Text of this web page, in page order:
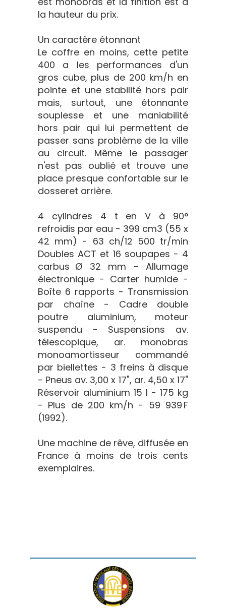
la hauteur du prix.
Un caractère étonnant
Le coffre en moins, cette petite
400 a les performances d'un
gros cube, plus de 200 km/h en
pointe et une stabilité hors pair
mais, surtout, une étonnante
souplesse et une maniabilité
hors pair qui lui permettent de
passer sans problème de la ville
au circuit. Même le passager
n'est pas oublié et trouve une
place presque confortable sur le
dosseret arrière.
4 cylindres 4 t en V à 90°
refroidis par eau - 399 cm3 (55 x
42 mm) - 63 ch/12 500 tr/min
Doubles ACT et 16 soupapes - 4
carbus Ø 32 mm - Allumage
électronique - Carter humide -
Boîte 6 rapports - Transmission
par chaîne - Cadre double
poutre aluminium, moteur
suspendu - Suspensions av.
télescopique, ar. monobras
monoamortisseur commandé
par biellettes - 3 freins à disque
- Pneus av. 3,00 x 17", ar. 4,50 x 17"
Réservoir aluminium 15 l - 175 kg
- Plus de 200 km/h - 59 939 F
(1992).
Une machine de rêve, diffusée en
France à moins de trois cents
exemplaires.